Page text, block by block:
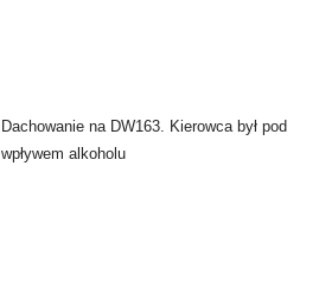
Dachowanie na DW163. Kierowca był pod
wpływem alkoholu